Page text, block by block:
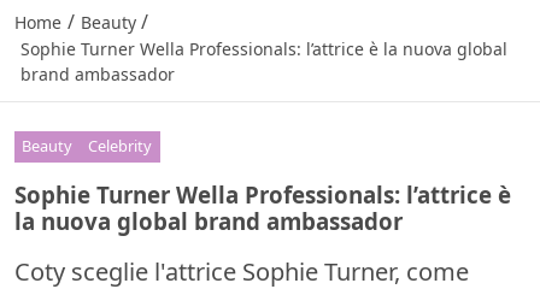
Home / Beauty /
Sophie Turner Wella Professionals: l’attrice è la nuova global
brand ambassador
Beauty Celebrity
Sophie Turner Wella Professionals: l’attrice è
la nuova global brand ambassador
Coty sceglie l'attrice Sophie Turner, come